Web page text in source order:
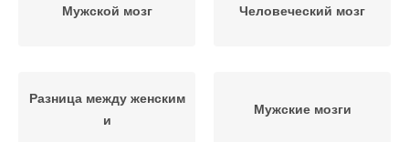
Мужской мозг Человеческий мозг
Разница между женским
и
Мужские мозги